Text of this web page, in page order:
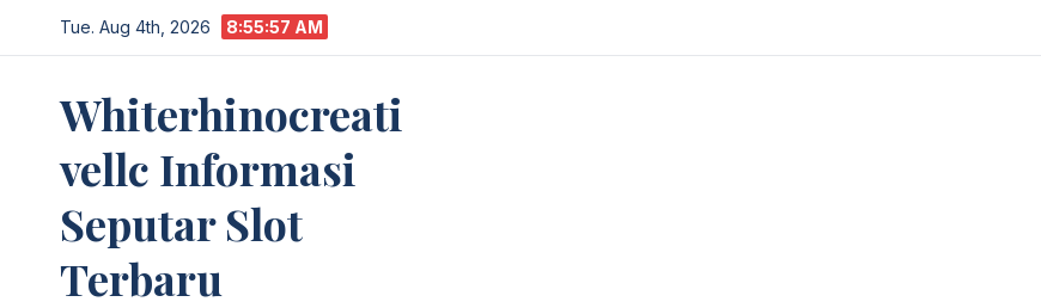
to
Tue. Aug 4th, 2026 8:55:58 AM
Whiterhinocreati
vellc Informasi
Seputar Slot
Terbaru